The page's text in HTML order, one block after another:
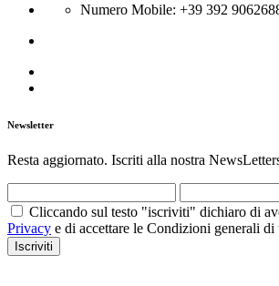
Numero Mobile: +39 392
Newsletter
Resta aggiornato. Iscriti alla nostra
Cliccando sul testo "iscriviti" dichiaro di
Privacy e di accettare le Condizioni generali
Iscriviti